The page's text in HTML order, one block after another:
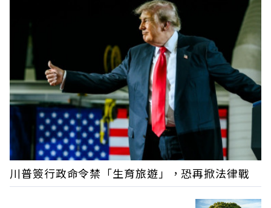
川普簽行政命令禁「生育旅遊」，恐再掀法律戰